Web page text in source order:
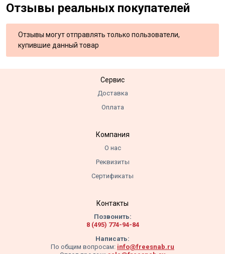
Отзывы реальных покупателей
Отзывы могут отправлять только пользователи,
купившие данный товар
Сервис
Доставка
Оплата
Компания
О нас
Реквизиты
Сертификаты
Контакты
Позвонить:
8 (495) 774-94-84
Написать:
По общим вопросам: info@freesnab.ru